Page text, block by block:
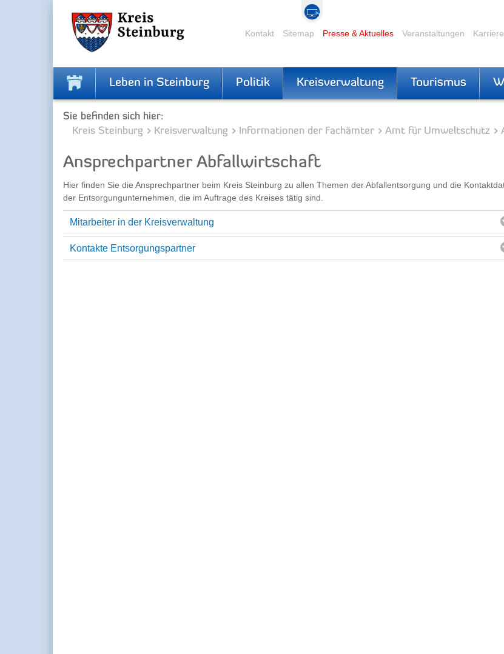
Kontakt Sitemap Presse & Aktuelles Veranstaltungen
Leben in Steinburg Politik Kreisverwaltung Tourismus
Sie befinden sich hier:
Kreis Steinburg
Kreisverwaltung Informationen der Fachämter Amt für Umweltschutz
Ansprechpartner Abfallwirtschaft
Hier finden Sie die Ansprechpartner beim Kreis Steinburg zu allen Themen der Abfallentsorgung und die
der Entsorgungunternehmen, die im Auftrage des Kreises tätig sind.
Mitarbeiter in der Kreisverwaltung
Kontakte Entsorgungspartner